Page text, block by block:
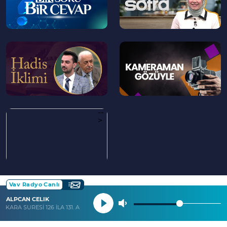
>
--
>
--
>
ALPCAN CELIK
SURESİ 126 İLA 131. AYETLER
Vav Radyo Canlı